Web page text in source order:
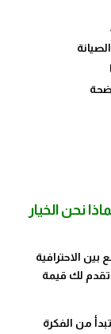
نحن الخيار
الاحترافية
تقدم لك قيمة
من الفكرة